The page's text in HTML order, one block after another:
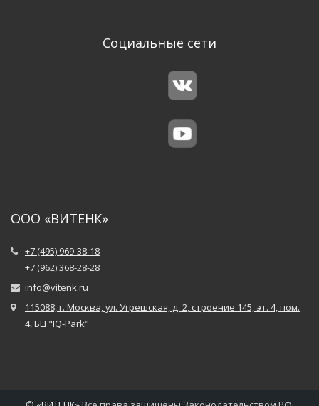
Социальные сети
ООО «ВИТЕНК»
+7 (495) 969-38-18
+7 (962) 368-28-28
info@vitenk.ru
115088, г. Москва, ул. Угрешская, д. 2, строение 145, эт. 4, пом.
4, БЦ "IQ-Park"